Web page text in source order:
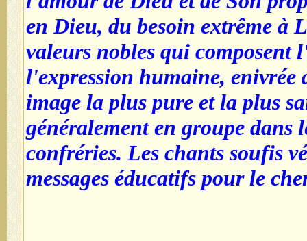
en Dieu, du besoin extrême à
valeurs nobles qui composent
l'expression humaine, enivrée
image la plus pure et la plus
généralement en groupe dans
confréries. Les chants soufis
messages éducatifs pour le